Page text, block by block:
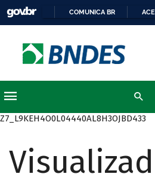
COMUNICA BR
Z7_L9KEH4O0L04440AL8H3OJBD433